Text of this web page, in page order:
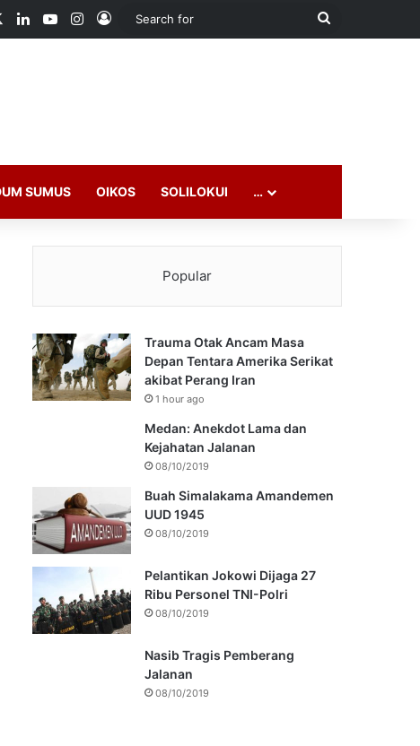
LinkedInYouTubeInstagram
Log In
Search
SUMUS OIKOS SOLILOKUI …
Popular
Trauma Otak Ancam Masa
Depan Tentara Amerika Serikat
akibat Perang Iran
1 hour ago
Medan: Anekdot Lama dan
Kejahatan Jalanan
08/10/2019
Buah Simalakama Amandemen
UUD 1945
08/10/2019
Pelantikan Jokowi Dijaga 27
Ribu Personel TNI-Polri
08/10/2019
Nasib Tragis Pemberang
Jalanan
08/10/2019